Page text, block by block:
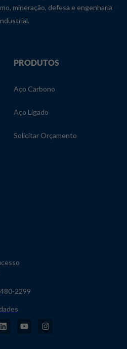
mineração, defesa e engenharia
PRODUTOS
Aço Carbono
Aço Ligado
Solicitar Orçamento
2299